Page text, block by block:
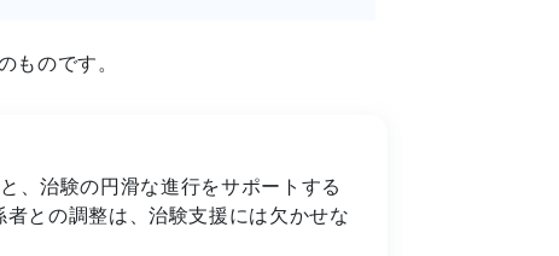
ものです。
、治験の円滑な進行をサポートする
との調整は、治験支援には欠かせな